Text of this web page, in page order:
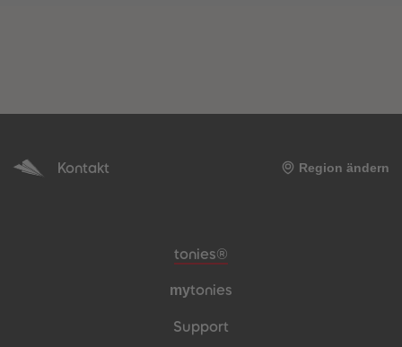
Kontakt Region ändern
Meta-Navigation Footer
tonies®
mytonies
Support